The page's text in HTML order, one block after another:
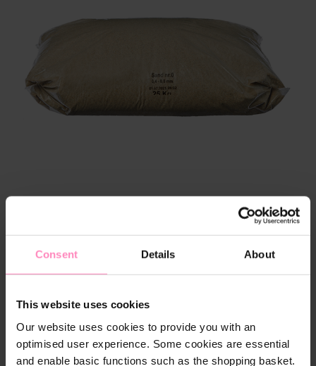
Consent Details About
This website uses cookies
Our website uses cookies to provide you with an
optimised user experience. Some cookies are essential
and enable basic functions such as the shopping basket.
Vælg
Vægt
5 kg 25 kg